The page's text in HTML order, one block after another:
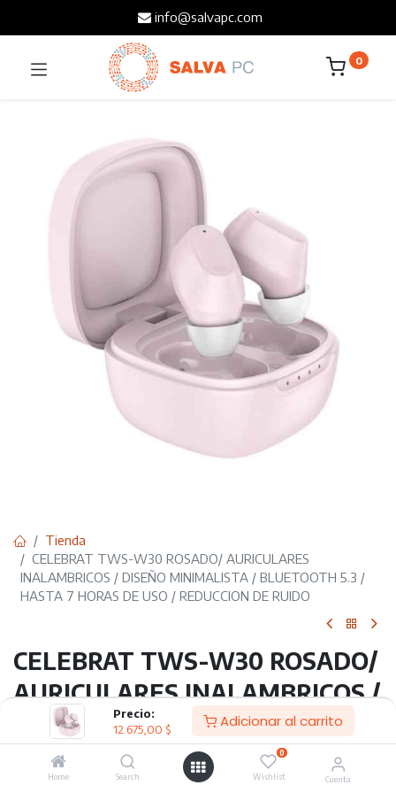
Precio:
12.675,00 $ Adicionar al carrito
Home Search
0
Wishlist Cuenta
info@salvapc.com
0
Tienda
CELEBRAT TWS-W30 ROSADO/ AURICULARES
INALAMBRICOS / DISEÑO MINIMALISTA / BLUETOOTH 5.3 /
HASTA 7 HORAS DE USO / REDUCCION DE RUIDO
CELEBRAT TWS-W30 ROSADO/
AURICULARES INALAMBRICOS /
DISEÑO MINIMALISTA /
BLUETOOTH 5.3 / HASTA 7